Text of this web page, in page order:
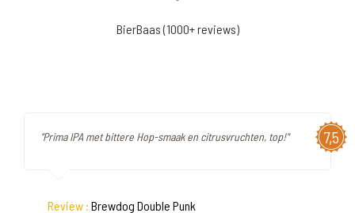
BierBaas (1000+ reviews)
7,5
"Prima IPA met bittere Hop-smaak en citrusvruchten, top!"
Review : Brewdog Double Punk